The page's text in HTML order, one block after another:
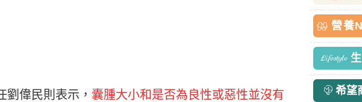
劉偉民則表示， 囊腫大小和是否為良性或惡性並沒有
營養
希望